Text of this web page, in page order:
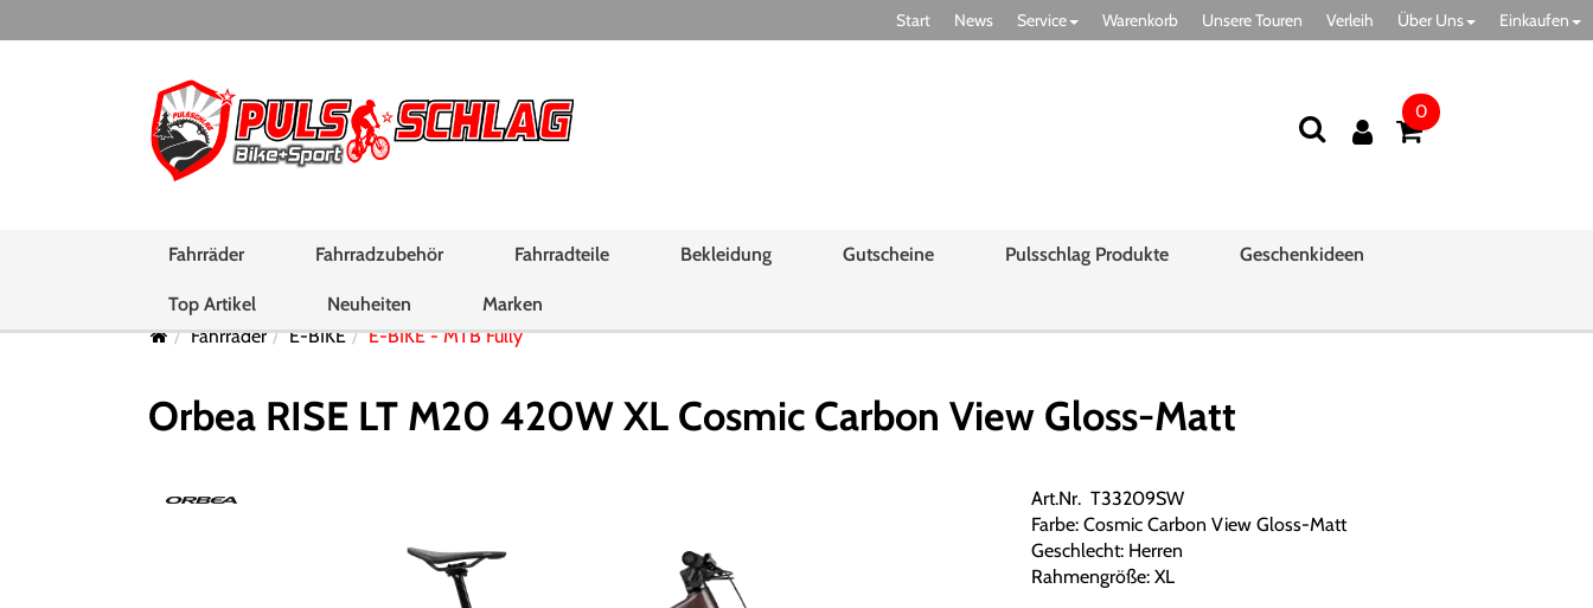
Start News Service Warenkorb Unsere Touren Verleih Über Uns Einkaufen
0
Fahrräder Fahrradzubehör Fahrradteile Bekleidung Gutscheine Pulsschlag Produkte Geschenkideen
Top Artikel Neuheiten
Marken
Fahrräder
E-BIKE E-BIKE - MTB Fully
Orbea RISE LT M20 420W XL Cosmic Carbon View Gloss-Matt
Art.Nr. T33209SW
Farbe: Cosmic Carbon View Gloss-Matt
Geschlecht: Herren
Rahmengröße: XL